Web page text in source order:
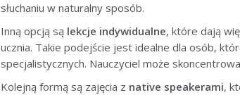
słuchaniu w naturalny sposób.
Inną opcją są lekcje indywidualne, które dają
ucznia. Takie podejście jest idealne dla osób,
specjalistycznych. Nauczyciel może
Kolejną formą są zajęcia z native speakerami,